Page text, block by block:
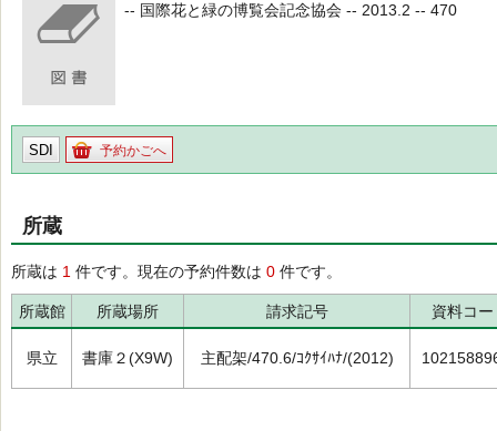
-- 国際花と緑の博覧会記念協会 -- 2013.2 -- 470
SDI 予約かごへ
所蔵
所蔵は 1 件です。現在の予約件数は 0 件です。
所蔵館 所蔵場所 請求記号 資料コー
県立 書庫２(X9W) 主配架/470.6/ｺｸｻｲﾊﾅ/(2012)